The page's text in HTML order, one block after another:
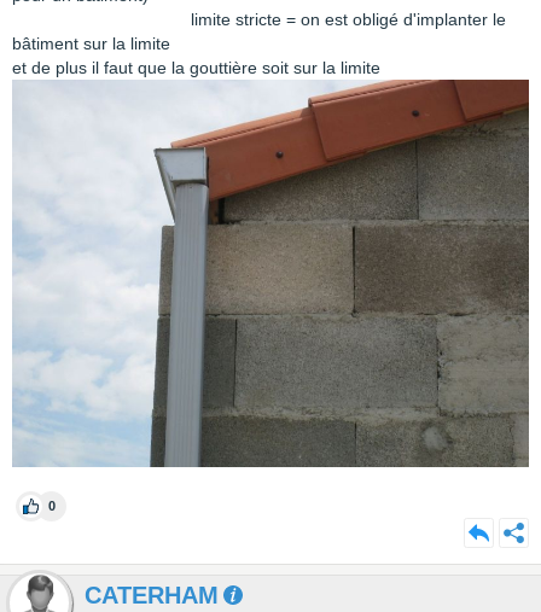
limite stricte = on est obligé d'implanter le
bâtiment sur la limite
et de plus il faut que la gouttière soit sur la limite
0
CATERHAM